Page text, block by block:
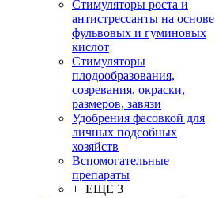
Стимуляторы роста и
антистрессанты на основе
фульвовых и гуминовых
кислот
Стимуляторы
плодообразования,
созревания, окраски,
размеров, завязи
Удобрения фасовкой для
личных подсобных
хозяйств
Вспомогательные
препараты
+ ЕЩЕ 3